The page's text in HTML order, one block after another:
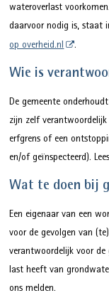
wateroverlast
daarvoor nodig is, staat
op overheid.nl
.
Wie is
De gemeente
zijn zelf
erfgrens of een
en/of geïnspecteerd).
Wat te doen bij
Een eigenaar van een
voor de gevolgen van
verantwoordelijk voor
last heeft van
ons melden.